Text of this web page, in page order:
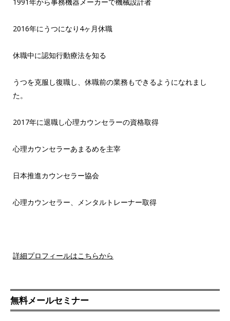
2016年にうつになり4ヶ月休職
休職中に認知行動療法を知る
うつを克服し復職し、休職前の業務もできるようになれまし
た。
2017年に退職し心理カウンセラーの資格取得
心理カウンセラーあまるめを主宰
日本推進カウンセラー協会
心理カウンセラー、メンタルトレーナー取得
詳細プロフィールはこちらから
無料メールセミナー